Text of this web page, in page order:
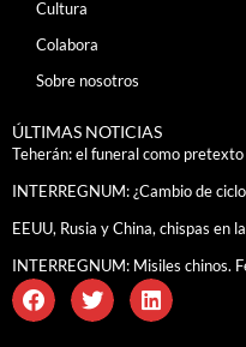
Cultura
Colabora
Sobre nosotros
ÚLTIMAS NOTICIAS
Teherán: el funeral como pretexto
INTERREGNUM: ¿Cambio de
EEUU, Rusia y China, chispas en
INTERREGNUM: Misiles chinos.